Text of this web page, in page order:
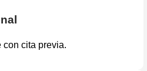
con cita previa.